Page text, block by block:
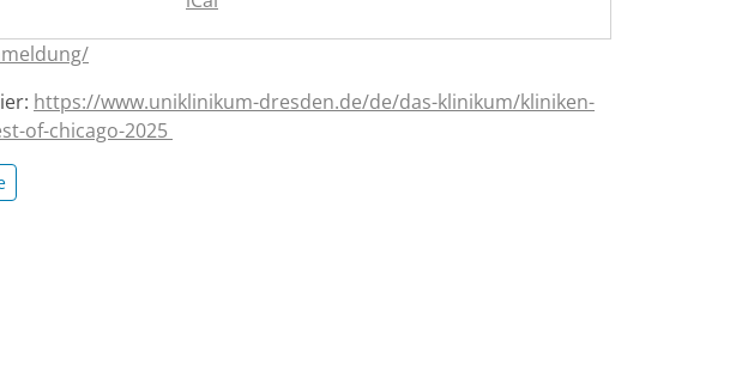
https://www.uniklinikum-dresden.de/de/das-klinikum/kliniken-
of-chicago-2025